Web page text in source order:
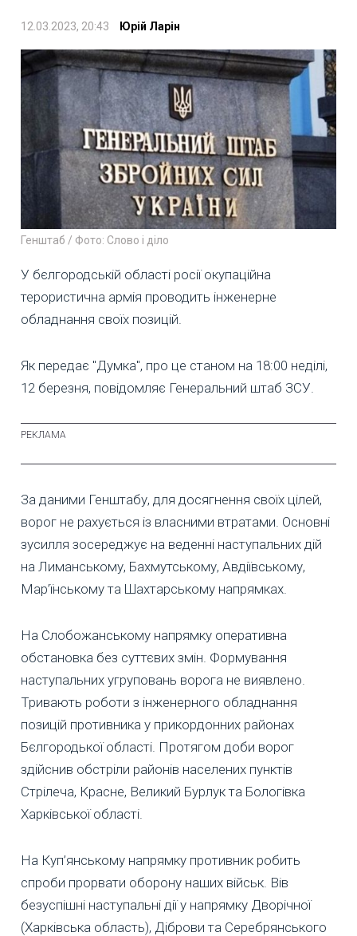
12.03.2023, 20:43 Юрій Ларін
Генштаб / Фото: Слово і діло
У бєлгородській області росії окупаційна
терористична армія проводить інженерне
обладнання своїх позицій.
Як передає "Думка", про це станом на 18:00 неділі,
12 березня, повідомляє Генеральний штаб ЗСУ.
За даними Генштабу, для досягнення своїх цілей,
ворог не рахується із власними втратами. Основні
зусилля зосереджує на веденні наступальних дій
на Лиманському, Бахмутському, Авдіївському,
Мар’їнському та Шахтарському напрямках.
На Слобожанському напрямку оперативна
обстановка без суттєвих змін. Формування
наступальних угруповань ворога не виявлено.
Тривають роботи з інженерного обладнання
позицій противника у прикордонних районах
Бєлгородької області. Протягом доби ворог
здійснив обстріли районів населених пунктів
Стрілеча, Красне, Великий Бурлук та Бологівка
Харківської області.
На Куп’янському напрямку противник робить
спроби прорвати оборону наших військ. Вів
безуспішні наступальні дії у напрямку Дворічної
(Харківська область), Діброви та Серебрянського